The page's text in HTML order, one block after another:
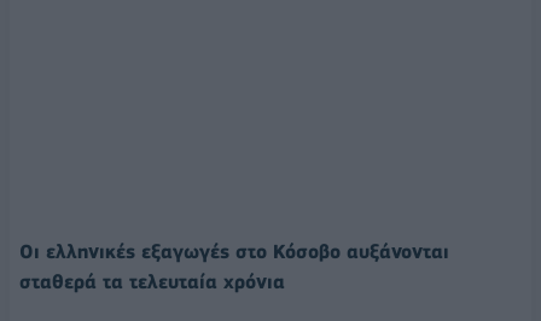
Οι ελληνικές εξαγωγές στο Κόσοβο αυξάνονται
σταθερά τα τελευταία χρόνια